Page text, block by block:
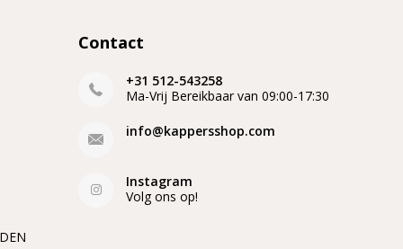
Contact
+31 512-543258
Ma-Vrij Bereikbaar van 09:00-17:30
info@kappersshop.com
Instagram
Volg ons op!